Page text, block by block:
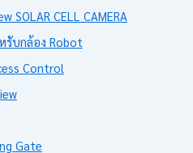
SOLAR CELL CAMERA
รับกล้อง Robot
Control
Gate